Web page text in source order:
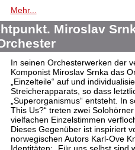
Mehr...
Miroslav
In seinen Orchesterwerken der
Komponist Miroslav Srnka das
„Einzelteile“ auf und
Streicherapparats, so dass
„Superorganismus“ entsteht. In
This Us?“ treten zwei
vielfachen Einzelstimmen
Dieses Gegenüber ist inspiriert
norwegischen Autors Karl-Ove